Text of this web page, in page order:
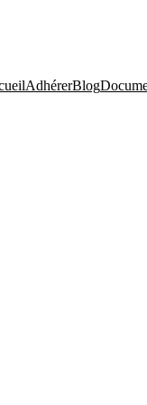
AdhérerBlog